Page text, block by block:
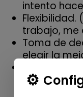
intento
Flexibilidad.
trabajo, me
Toma de
elegir la
con un